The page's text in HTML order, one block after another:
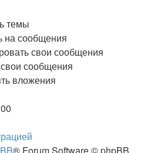
темы
на сообщения
свои сообщения
сообщения
вложения